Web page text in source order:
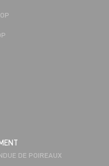
DE POIREAUX